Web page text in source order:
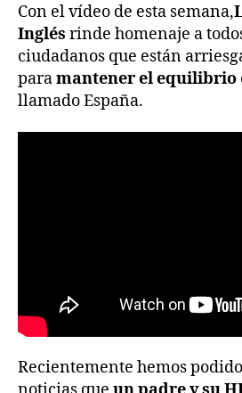
Con el vídeo de esta semana,
Inglés rinde homenaje a
ciudadanos que están
paramantener el equilibrio
llamado España.
Recientemente hemos